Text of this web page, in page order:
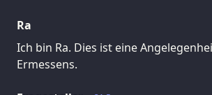
Ra
Ich bin Ra. Dies ist eine
Ermessens.